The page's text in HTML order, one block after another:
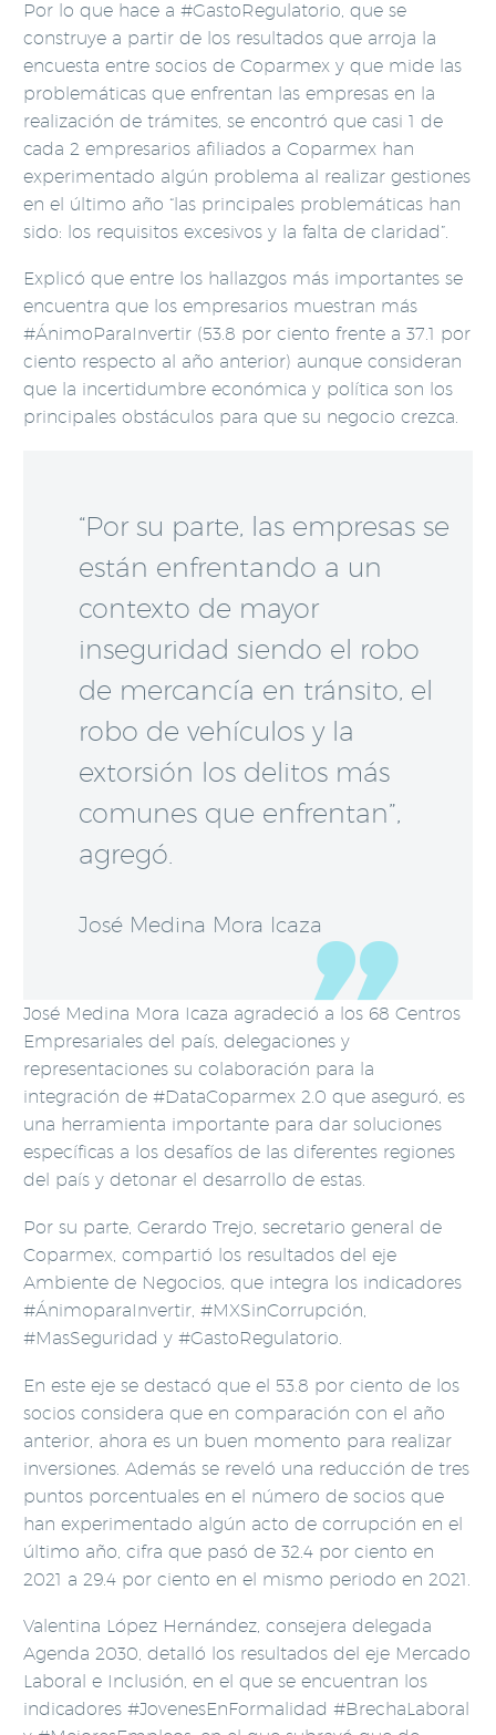
Por lo que hace a #GastoRegulatorio, que se
construye a partir de los resultados que arroja la
encuesta entre socios de Coparmex y que mide las
problemáticas que enfrentan las empresas en la
realización de trámites, se encontró que casi 1 de
cada 2 empresarios afiliados a Coparmex han
experimentado algún problema al realizar gestiones
en el último año “las principales problemáticas han
sido: los requisitos excesivos y la falta de claridad”.
Explicó que entre los hallazgos más importantes se
encuentra que los empresarios muestran más
#ÁnimoParaInvertir (53.8 por ciento frente a 37.1 por
ciento respecto al año anterior) aunque consideran
que la incertidumbre económica y política son los
principales obstáculos para que su negocio crezca.
“Por su parte, las empresas se
están enfrentando a un
contexto de mayor
inseguridad siendo el robo
de mercancía en tránsito, el
robo de vehículos y la
extorsión los delitos más
comunes que enfrentan”,
agregó.
José Medina Mora Icaza
José Medina Mora Icaza agradeció a los 68 Centros
Empresariales del país, delegaciones y
representaciones su colaboración para la
integración de #DataCoparmex 2.0 que aseguró, es
una herramienta importante para dar soluciones
específicas a los desafíos de las diferentes regiones
del país y detonar el desarrollo de estas.
Por su parte, Gerardo Trejo, secretario general de
Coparmex, compartió los resultados del eje
Ambiente de Negocios, que integra los indicadores
#ÁnimoparaInvertir, #MXSinCorrupción,
#MasSeguridad y #GastoRegulatorio.
En este eje se destacó que el 53.8 por ciento de los
socios considera que en comparación con el año
anterior, ahora es un buen momento para realizar
inversiones. Además se reveló una reducción de tres
puntos porcentuales en el número de socios que
han experimentado algún acto de corrupción en el
último año, cifra que pasó de 32.4 por ciento en
2021 a 29.4 por ciento en el mismo periodo en 2021.
Valentina López Hernández, consejera delegada
Agenda 2030, detalló los resultados del eje Mercado
Laboral e Inclusión, en el que se encuentran los
indicadores #JovenesEnFormalidad #BrechaLaboral